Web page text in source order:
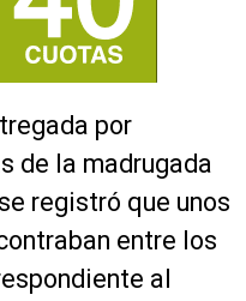
por
de la madrugada
registró que unos
entre los
al